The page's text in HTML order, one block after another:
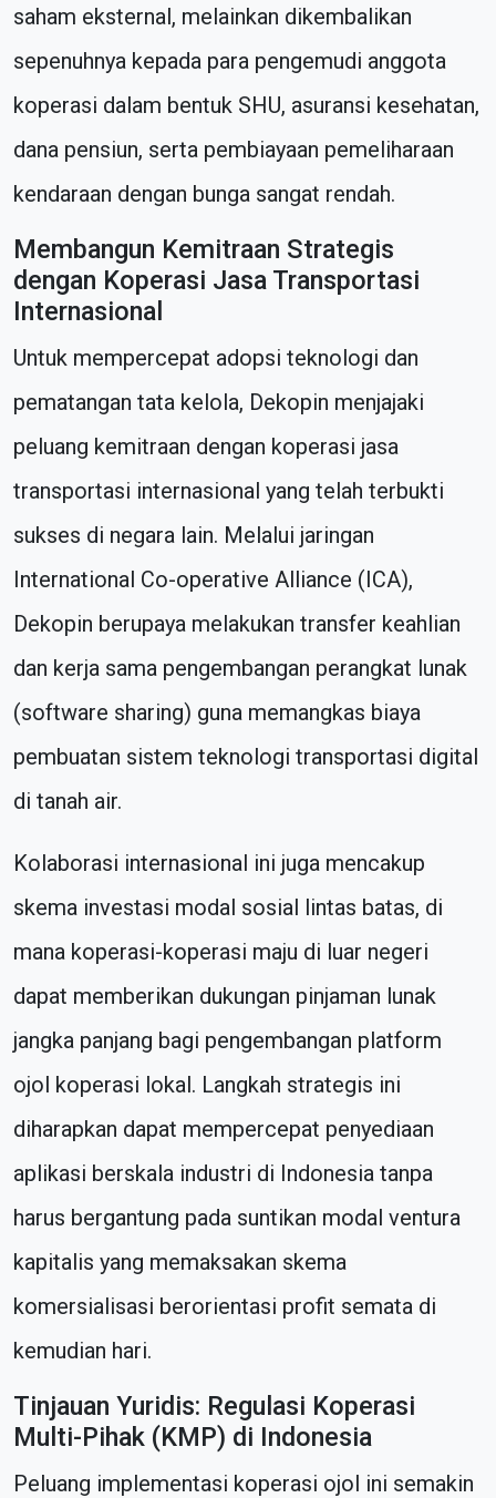
saham eksternal, melainkan dikembalikan
sepenuhnya kepada para pengemudi anggota
koperasi dalam bentuk SHU, asuransi kesehatan,
dana pensiun, serta pembiayaan pemeliharaan
kendaraan dengan bunga sangat rendah.
Membangun Kemitraan Strategis
dengan Koperasi Jasa Transportasi
Internasional
Untuk mempercepat adopsi teknologi dan
pematangan tata kelola, Dekopin menjajaki
peluang kemitraan dengan koperasi jasa
transportasi internasional yang telah terbukti
sukses di negara lain. Melalui jaringan
International Co-operative Alliance (ICA),
Dekopin berupaya melakukan transfer keahlian
dan kerja sama pengembangan perangkat lunak
(software sharing) guna memangkas biaya
pembuatan sistem teknologi transportasi digital
di tanah air.
Kolaborasi internasional ini juga mencakup
skema investasi modal sosial lintas batas, di
mana koperasi-koperasi maju di luar negeri
dapat memberikan dukungan pinjaman lunak
jangka panjang bagi pengembangan platform
ojol koperasi lokal. Langkah strategis ini
diharapkan dapat mempercepat penyediaan
aplikasi berskala industri di Indonesia tanpa
harus bergantung pada suntikan modal ventura
kapitalis yang memaksakan skema
komersialisasi berorientasi profit semata di
kemudian hari.
Tinjauan Yuridis: Regulasi Koperasi
Multi-Pihak (KMP) di Indonesia
Peluang implementasi koperasi ojol ini semakin